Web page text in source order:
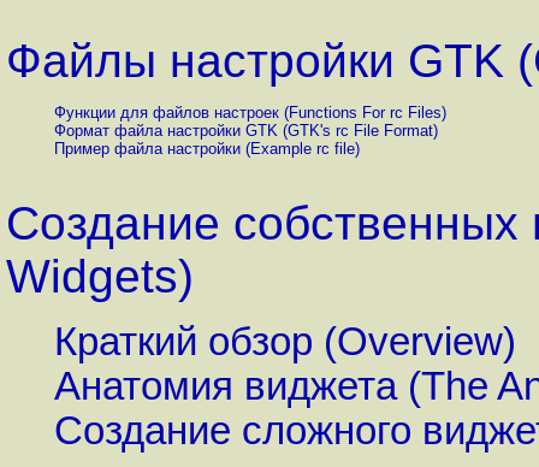
Файлы настройки GTK
Функции для файлов настроек (Functions For rc Files)
Формат файла настройки GTK (GTK's rc File Format)
Пример файла настройки (Example rc file)
Создание собственных
Widgets)
Краткий обзор (Overview)
Анатомия виджета (The
Создание сложного